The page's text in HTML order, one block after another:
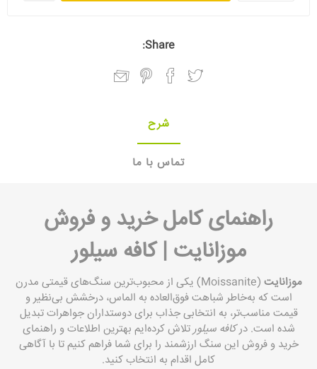
Share:
شرح
تماس با ما
راهنمای کامل خرید و فروش
موزانایت | کافه سیلور
موزانایت
(Moissanite) یکی از محبوب‌ترین سنگ‌های قیمتی مدرن
است که به‌خاطر شباهت فوق‌العاده به الماس، درخشش بی‌نظیر و
قیمت مناسب‌تر، به انتخابی جذاب برای دوستداران جواهرات تبدیل
شده است. درکافه سیلور تلاش کرده‌ایم بهترین اطلاعات و راهنمای
خرید و فروش این سنگ ارزشمند را برای شما فراهم کنیم تا با آگاهی
کامل اقدام به انتخاب کنید.